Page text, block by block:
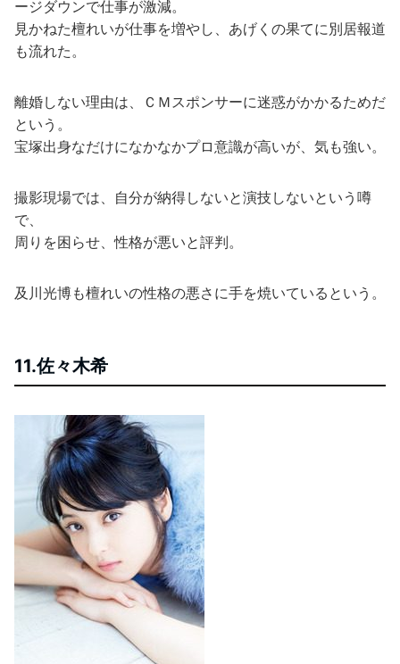
ージダウンで仕事が激減。
見かねた檀れいが仕事を増やし、あげくの果てに別居報道
も流れた。
離婚しない理由は、ＣＭスポンサーに迷惑がかかるためだ
という。
宝塚出身なだけになかなかプロ意識が高いが、気も強い。
撮影現場では、自分が納得しないと演技しないという噂
で、
周りを困らせ、性格が悪いと評判。
及川光博も檀れいの性格の悪さに手を焼いているという。
11.佐々木希